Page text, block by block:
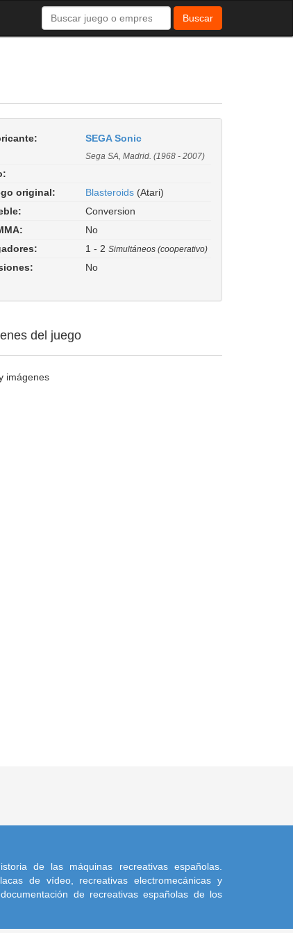
Buscar
SEGA Sonic
Sega SA, Madrid. (1968 - 2007)
original:
Blasteroids (Atari)
Conversion
No
1 - 2 Simultáneos (cooperativo)
No
del juego
imágenes
de las máquinas recreativas españolas.
de vídeo, recreativas electromecánicas y
de recreativas españolas de los